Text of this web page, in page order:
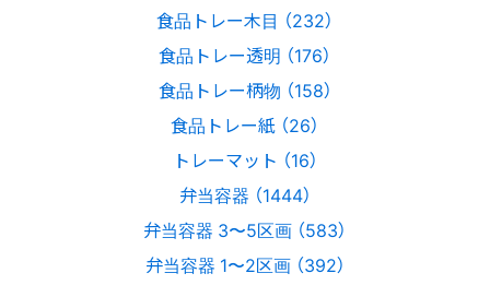
食品トレー木目 （232）
食品トレー透明 （176）
食品トレー柄物 （158）
食品トレー紙 （26）
トレーマット （16）
弁当容器 （1444）
弁当容器 3〜5区画 （583）
弁当容器 1〜2区画 （392）